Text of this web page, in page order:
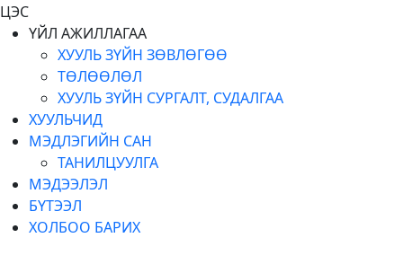
ЦЭС
ҮЙЛ АЖИЛЛАГАА
ХУУЛЬ ЗҮЙН ЗӨВЛӨГӨӨ
ТӨЛӨӨЛӨЛ
ХУУЛЬ ЗҮЙН СУРГАЛТ, СУДАЛГАА
ХУУЛЬЧИД
МЭДЛЭГИЙН САН
ТАНИЛЦУУЛГА
МЭДЭЭЛЭЛ
БҮТЭЭЛ
ХОЛБОО БАРИХ